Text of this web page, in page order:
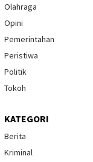
Olahraga
Opini
Pemerintahan
Peristiwa
Politik
Tokoh
KATEGORI
Berita
Kriminal